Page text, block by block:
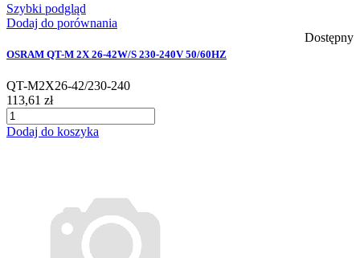
Szybki podgląd
Dodaj do porównania
Dostępny
OSRAM QT-M 2X 26-42W/S 230-240V 50/60HZ
QT-M2X26-42/230-240
113,61 zł
Dodaj do koszyka